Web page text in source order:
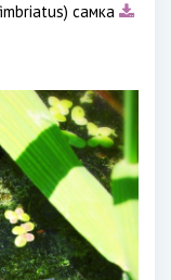
самка